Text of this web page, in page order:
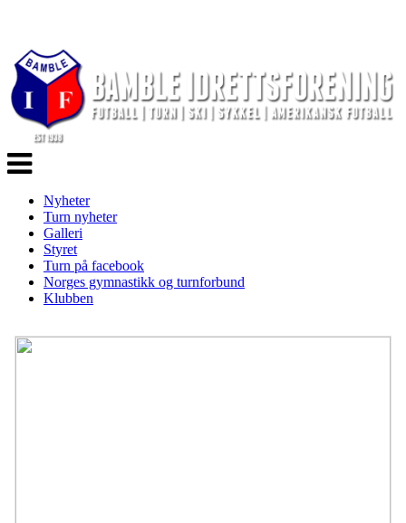
Veksle
navigasjon
Nyheter
Turn nyheter
Galleri
Styret
Turn på facebook
Norges gymnastikk og turnforbund
Klubben